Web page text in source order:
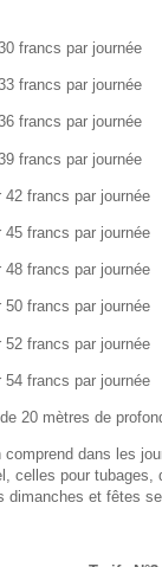
francs par journée
francs par journée
francs par journée
francs par journée
42 francs par journée
45 francs par journée
48 francs par journée
50 francs par journée
francs par journée
54 francs par journée
20 mètres de
dans les
celles pour
dimanches et fêtes